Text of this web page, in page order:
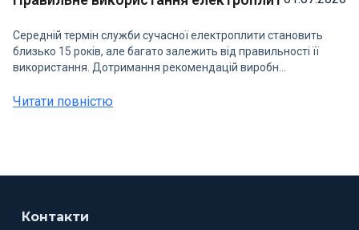
Середній термін служби сучасної електроплити становить
близько 15 років, але багато залежить від правильності її
використання. Дотримання рекомендацій виробн...
Читати повністю
Контакти